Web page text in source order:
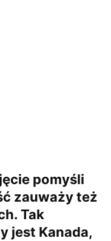
pomyśli
zauważy też
Tak
jest Kanada,